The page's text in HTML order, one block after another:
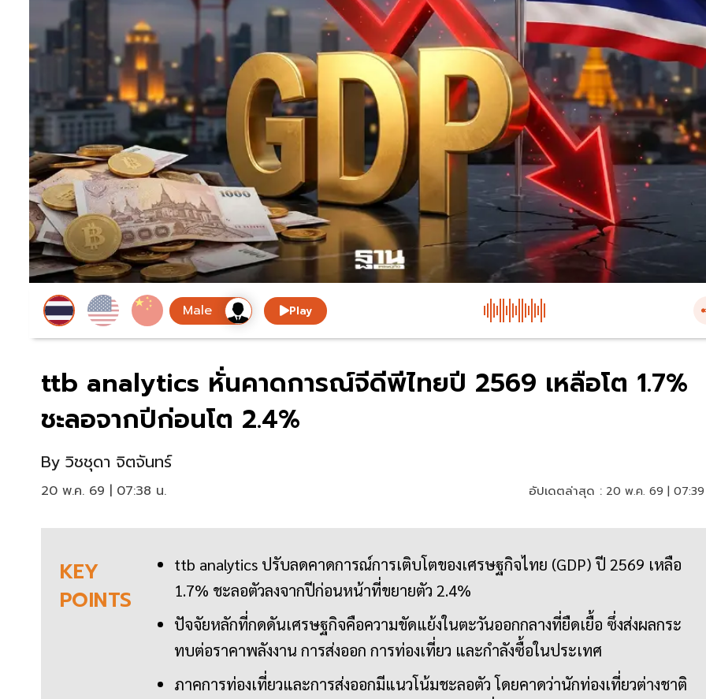
Play
ttb analytics หั่นคาดการณ์จีดีพีไทยปี 2569 เหลือโต 1.7%
ชะลอจากปีก่อนโต 2.4%
By วิชชุดา จิตจันทร์
20 พ.ค. 69 | 07:38 น. อัปเดตล่าสุด : 20 พ.ค. 69 |
KEY
POINTS
ttb analytics ปรับลดคาดการณ์การเติบโตของเศรษฐกิจไทย (GDP) ปี 2569 เหลือ
1.7% ชะลอตัวลงจากปีก่อนหน้าที่ขยายตัว 2.4%
ปัจจัยหลักที่กดดันเศรษฐกิจคือความขัดแย้งในตะวันออกกลางที่ยืดเยื้อ ซึ่งส่งผลกระ
ทบต่อราคาพลังงาน การส่งออก การท่องเที่ยว และกำลังซื้อในประเทศ
ภาคการท่องเที่ยวและการส่งออกมีแนวโน้มชะลอตัว โดยคาดว่านักท่องเที่ยวต่างชาติ